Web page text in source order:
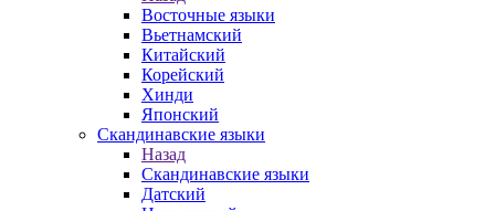
Восточные языки
Вьетнамский
Китайский
Корейский
Хинди
Японский
Скандинавские языки
Назад
Скандинавские языки
Датский